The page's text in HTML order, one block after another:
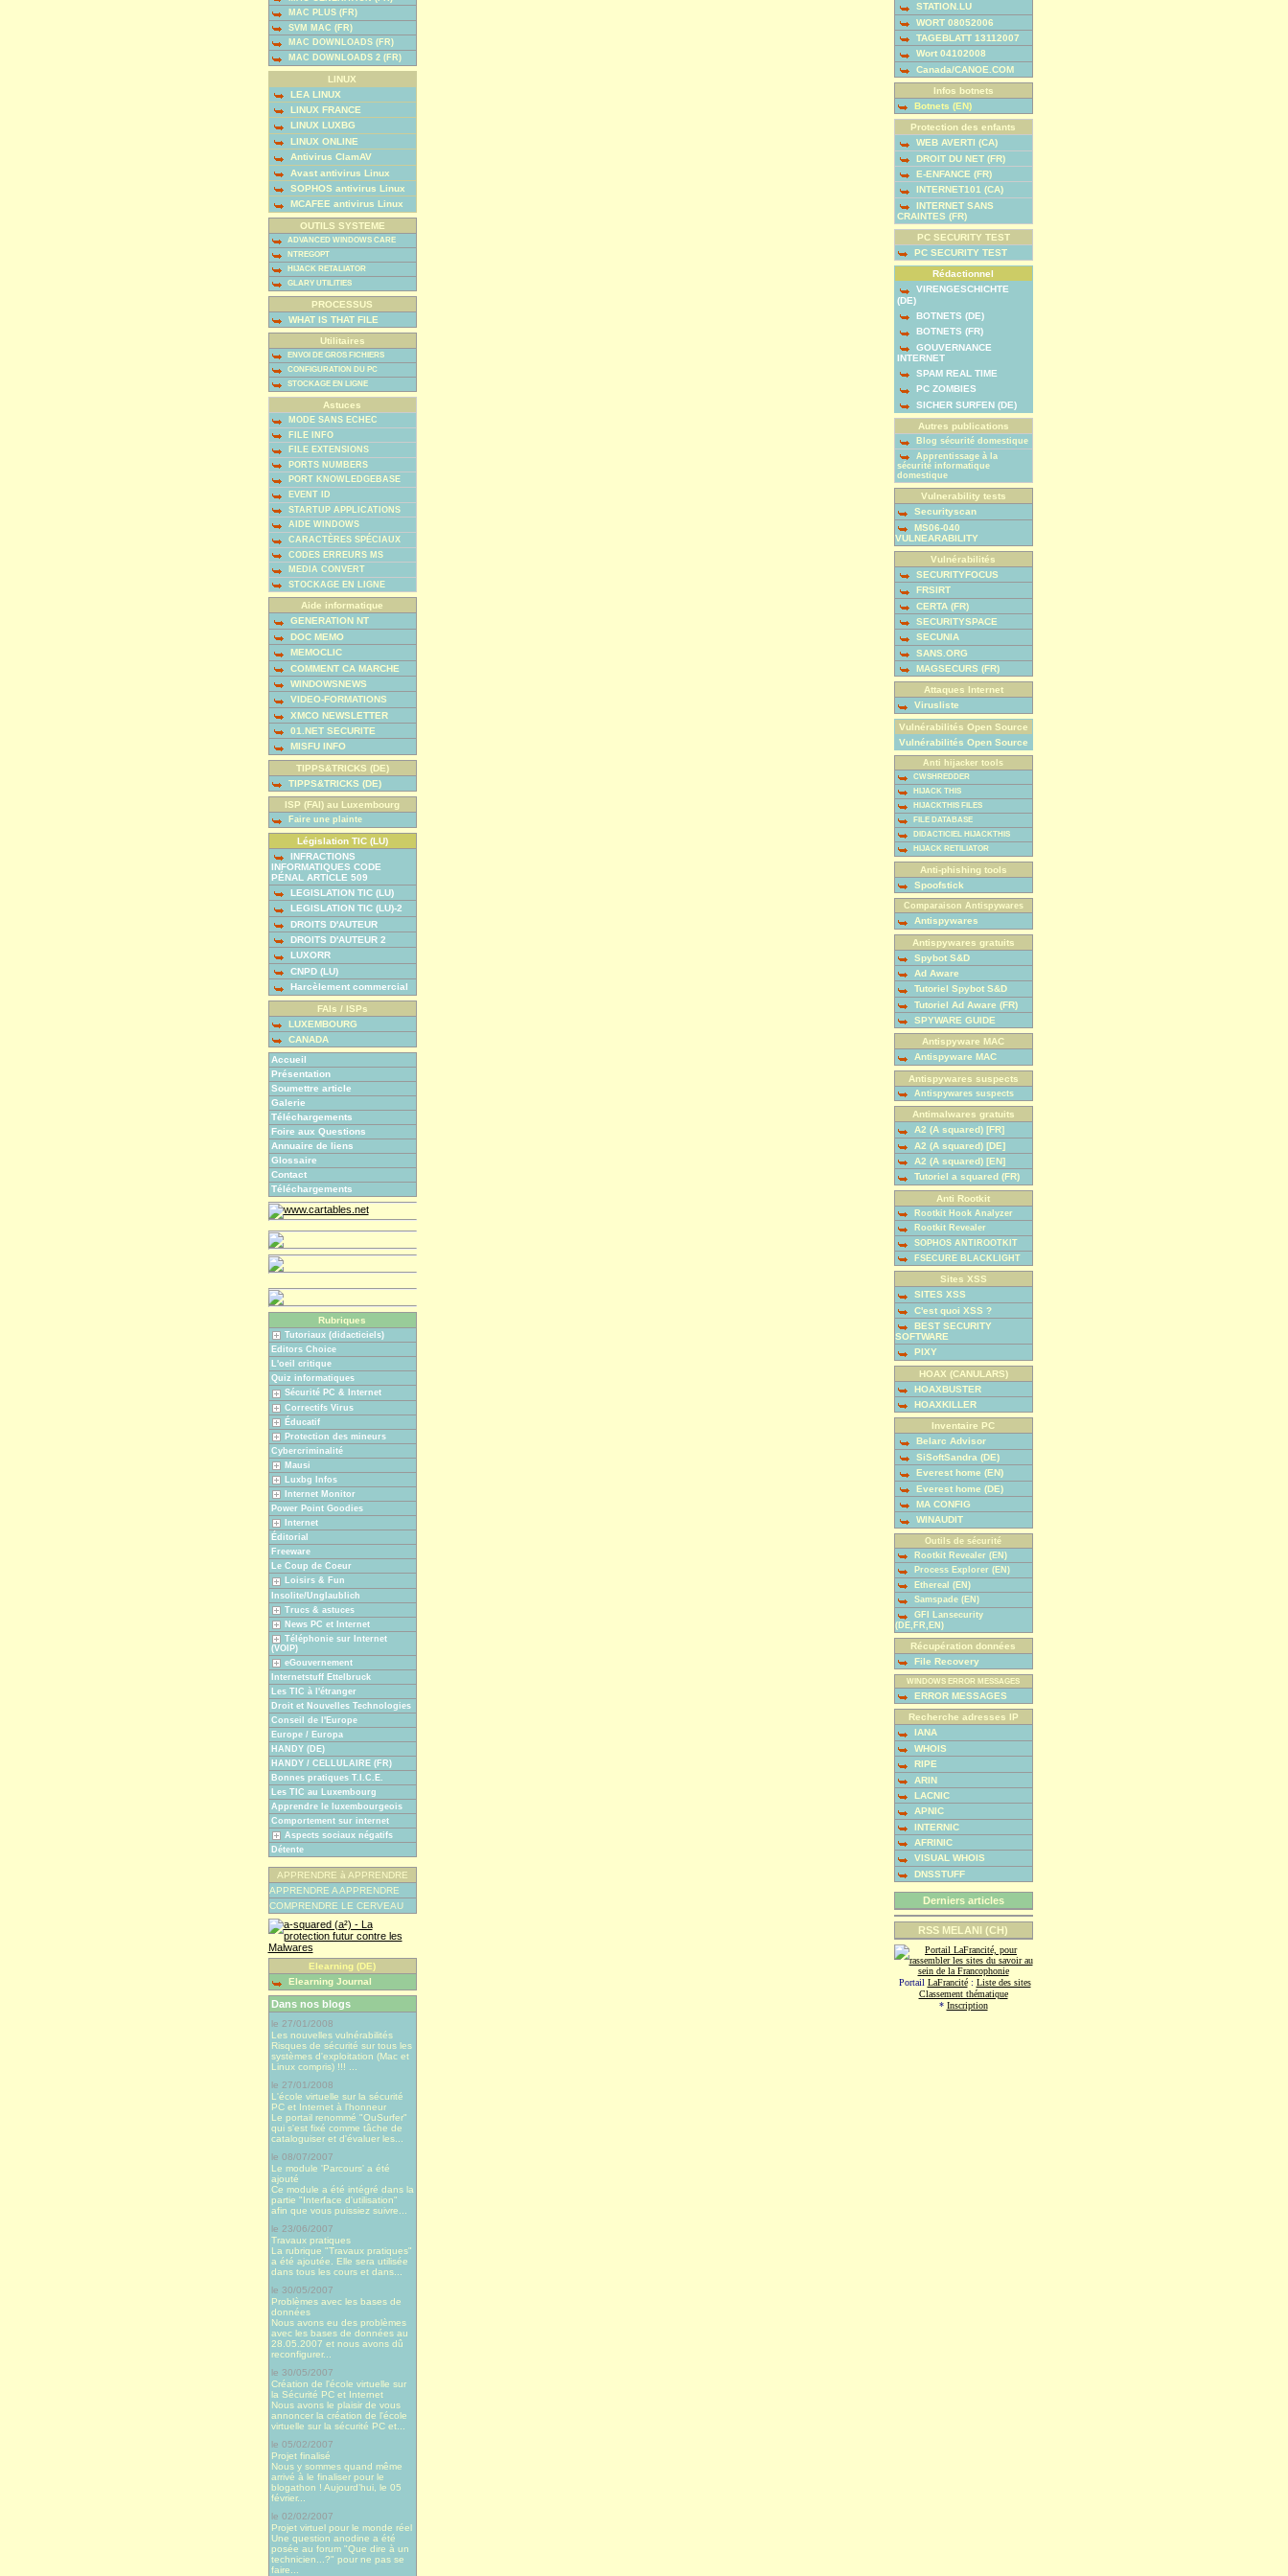
MAC PLUS (FR)
SVM MAC (FR)
MAC DOWNLOADS (FR)
MAC DOWNLOADS 2 (FR)
LINUX
LEA LINUX
LINUX FRANCE
LINUX LUXBG
LINUX ONLINE
Antivirus ClamAV
Avast antivirus Linux
SOPHOS antivirus Linux
MCAFEE antivirus Linux
OUTILS SYSTEME
ADVANCED WINDOWS CARE
NTREGOPT
HIJACK RETALIATOR
GLARY UTILITIES
PROCESSUS
WHAT IS THAT FILE
Utilitaires
ENVOI DE GROS FICHIERS
CONFIGURATION DU PC
STOCKAGE EN LIGNE
Astuces
MODE SANS ECHEC
FILE INFO
FILE EXTENSIONS
PORTS NUMBERS
PORT KNOWLEDGEBASE
EVENT ID
STARTUP APPLICATIONS
AIDE WINDOWS
CARACTÈRES SPÉCIAUX
CODES ERREURS MS
MEDIA CONVERT
STOCKAGE EN LIGNE
Aide informatique
GENERATION NT
DOC MEMO
MEMOCLIC
COMMENT CA MARCHE
WINDOWSNEWS
VIDEO-FORMATIONS
XMCO NEWSLETTER
01.NET SECURITE
MISFU INFO
TIPPS&TRICKS (DE)
TIPPS&TRICKS (DE)
ISP (FAI) au Luxembourg
Faire une plainte
Législation TIC (LU)
INFRACTIONS
INFORMATIQUES CODE
PÉNAL ARTICLE 509
LEGISLATION TIC (LU)
LEGISLATION TIC (LU)-2
DROITS D'AUTEUR
DROITS D'AUTEUR 2
LUXORR
CNPD (LU)
Harcèlement commercial
FAIs / ISPs
LUXEMBOURG
CANADA
Accueil
Présentation
Soumettre article
Galerie
Téléchargements
Foire aux Questions
Annuaire de liens
Glossaire
Contact
Téléchargements
Rubriques
Tutoriaux (didacticiels)
Editors Choice
L'oeil critique
Quiz informatiques
Sécurité PC & Internet
Correctifs Virus
Éducatif
Protection des mineurs
Cybercriminalité
Mausi
Luxbg Infos
Internet Monitor
Power Point Goodies
Internet
Éditorial
Freeware
Le Coup de Coeur
Loisirs & Fun
Insolite/Unglaublich
Trucs & astuces
News PC et Internet
Téléphonie sur Internet
(VOIP)
eGouvernement
Internetstuff Ettelbruck
Les TIC à l'étranger
Droit et Nouvelles Technologies
Conseil de l'Europe
Europe / Europa
HANDY (DE)
HANDY / CELLULAIRE (FR)
Bonnes pratiques T.I.C.E.
Les TIC au Luxembourg
Apprendre le luxembourgeois
Comportement sur internet
Aspects sociaux négatifs
Détente
APPRENDRE à APPRENDRE
APPRENDRE A APPRENDRE
COMPRENDRE LE CERVEAU
Elearning (DE)
Elearning Journal
Dans nos blogs
le 27/01/2008
Les nouvelles vulnérabilités
Risques de sécurité sur tous les
systèmes d'exploitation (Mac et
Linux compris) !!! ...
le 27/01/2008
L'école virtuelle sur la sécurité
PC et Internet à l'honneur
Le portail renommé "OuSurfer"
qui s'est fixé comme tâche de
cataloguiser et d'évaluer les...
le 08/07/2007
Le module 'Parcours' a été
ajouté
Ce module a été intégré dans la
partie "Interface d'utilisation"
afin que vous puissiez suivre...
le 23/06/2007
Travaux pratiques
La rubrique "Travaux pratiques"
a été ajoutée. Elle sera utilisée
dans tous les cours et dans...
le 30/05/2007
Problèmes avec les bases de
données
Nous avons eu des problèmes
avec les bases de données au
28.05.2007 et nous avons dû
reconfigurer...
le 30/05/2007
Création de l'école virtuelle sur
la Sécurité PC et Internet
Nous avons le plaisir de vous
annoncer la création de l'école
virtuelle sur la sécurité PC et...
le 05/02/2007
Projet finalisé
Nous y sommes quand même
arrivé à le finaliser pour le
blogathon ! Aujourd’hui, le 05
février...
le 02/02/2007
Projet virtuel pour le monde réel
Une question anodine a été
posée au forum "Que dire à un
technicien...?" pour ne pas se
faire...
STATION.LU
WORT 08052006
TAGEBLATT 13112007
Wort 04102008
Canada/CANOE.COM
Infos botnets
Botnets (EN)
Protection des enfants
WEB AVERTI (CA)
DROIT DU NET (FR)
E-ENFANCE (FR)
INTERNET101 (CA)
INTERNET SANS
CRAINTES (FR)
PC SECURITY TEST
PC SECURITY TEST
Rédactionnel
VIRENGESCHICHTE
(DE)
BOTNETS (DE)
BOTNETS (FR)
GOUVERNANCE
INTERNET
SPAM REAL TIME
PC ZOMBIES
SICHER SURFEN (DE)
Autres publications
Blog sécurité domestique
Apprentissage à la
sécurité informatique
domestique
Vulnerability tests
Securityscan
MS06-040
VULNEARABILITY
Vulnérabilités
SECURITYFOCUS
FRSIRT
CERTA (FR)
SECURITYSPACE
SECUNIA
SANS.ORG
MAGSECURS (FR)
Attaques Internet
Virusliste
Vulnérabilités Open Source
Vulnérabilités Open Source
Anti hijacker tools
CWSHREDDER
HIJACK THIS
HIJACKTHIS FILES
FILE DATABASE
DIDACTICIEL HIJACKTHIS
HIJACK RETILIATOR
Anti-phishing tools
Spoofstick
Comparaison Antispywares
Antispywares
Antispywares gratuits
Spybot S&D
Ad Aware
Tutoriel Spybot S&D
Tutoriel Ad Aware (FR)
SPYWARE GUIDE
Antispyware MAC
Antispyware MAC
Antispywares suspects
Antispywares suspects
Antimalwares gratuits
A2 (A squared) [FR]
A2 (A squared) [DE]
A2 (A squared) [EN]
Tutoriel a squared (FR)
Anti Rootkit
Rootkit Hook Analyzer
Rootkit Revealer
SOPHOS ANTIROOTKIT
FSECURE BLACKLIGHT
Sites XSS
SITES XSS
C'est quoi XSS ?
BEST SECURITY
SOFTWARE
PIXY
HOAX (CANULARS)
HOAXBUSTER
HOAXKILLER
Inventaire PC
Belarc Advisor
SiSoftSandra (DE)
Everest home (EN)
Everest home (DE)
MA CONFIG
WINAUDIT
Outils de sécurité
Rootkit Revealer (EN)
Process Explorer (EN)
Ethereal (EN)
Samspade (EN)
GFI Lansecurity
(DE,FR,EN)
Récupération données
File Recovery
WINDOWS ERROR MESSAGES
ERROR MESSAGES
Recherche adresses IP
IANA
WHOIS
RIPE
ARIN
LACNIC
APNIC
INTERNIC
AFRINIC
VISUAL WHOIS
DNSSTUFF
Derniers articles
RSS MELANI (CH)
Portail LaFrancité: Liste des sites
Classement thématique
* Inscription